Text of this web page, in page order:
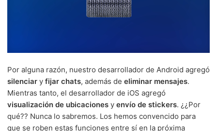
Por alguna razón, nuestro desarrollador de Android agregó
silenciar y fijar chats, además de eliminar mensajes.
Mientras tanto, el desarrollador de iOS agregó
visualización de ubicaciones y envío de stickers. ¿¿Por
qué?? Nunca lo sabremos. Los hemos convencido para
que se roben estas funciones entre sí en la próxima